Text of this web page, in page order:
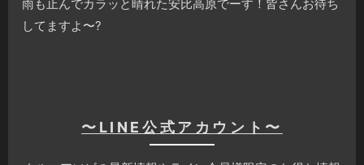
雨も止んでカラッと晴れた安比高原でーす！皆さんお待ち
してますよ〜?
〜LINE公式アカウント〜